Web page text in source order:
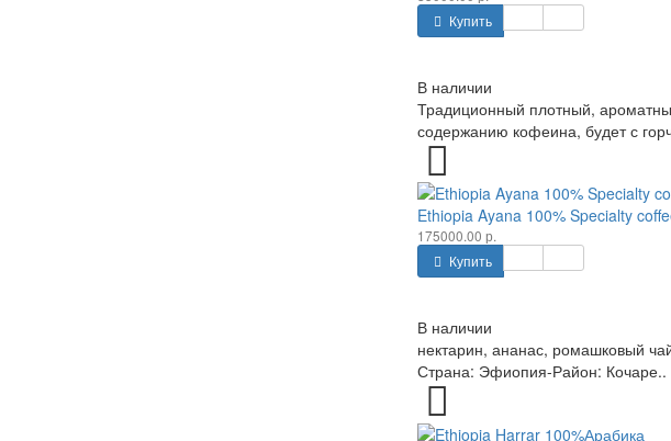
Купить
В наличии
Традиционный плотный,
содержанию кофеина, будет с
Ethiopia Ayana 100% Specialty
175000.00 р.
Купить
В наличии
нектарин, ананас, ромашковый
Страна: Эфиопия-Район: Кочаре..